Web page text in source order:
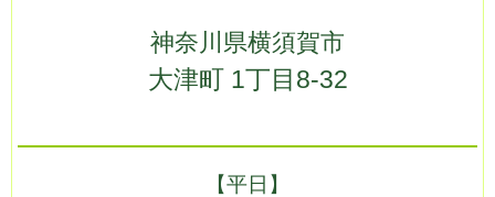
神奈川県横須賀市
大津町 1丁目8-32
【平日】